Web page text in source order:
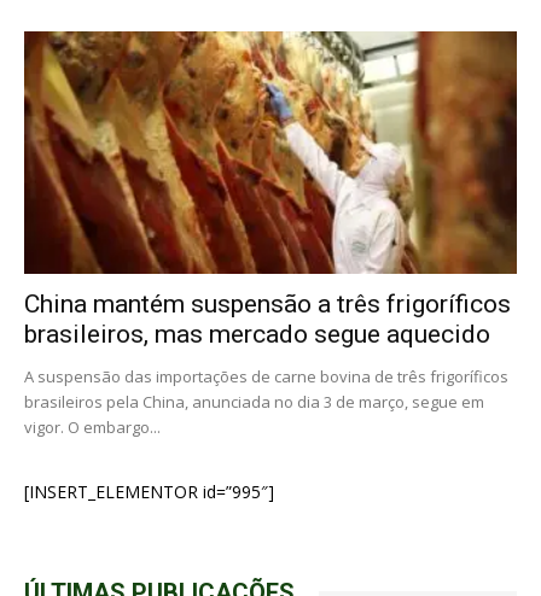
China mantém suspensão a três frigoríficos
brasileiros, mas mercado segue aquecido
A suspensão das importações de carne bovina de três frigoríficos
brasileiros pela China, anunciada no dia 3 de março, segue em
vigor. O embargo...
[INSERT_ELEMENTOR id=”995″]